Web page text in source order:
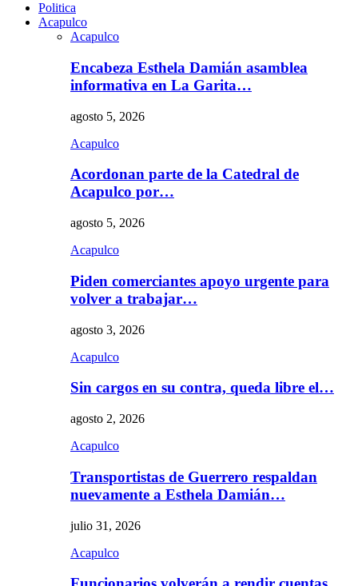
Politica
Acapulco
Acapulco
Encabeza Esthela Damián asamblea
informativa en La Garita…
agosto 5, 2026
Acapulco
Acordonan parte de la Catedral de
Acapulco por…
agosto 5, 2026
Acapulco
Piden comerciantes apoyo urgente para
volver a trabajar…
agosto 3, 2026
Acapulco
Sin cargos en su contra, queda libre el…
agosto 2, 2026
Acapulco
Transportistas de Guerrero respaldan
nuevamente a Esthela Damián…
julio 31, 2026
Acapulco